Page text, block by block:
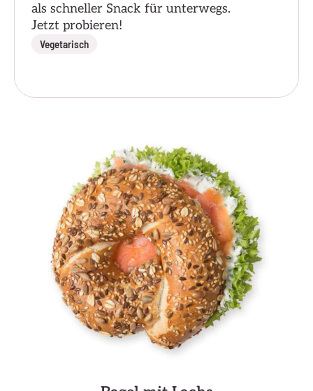
als schneller Snack für unterwegs.
Jetzt probieren!
Vegetarisch